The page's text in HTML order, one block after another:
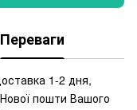
Переваги
1-2 дня,
пошти Вашого